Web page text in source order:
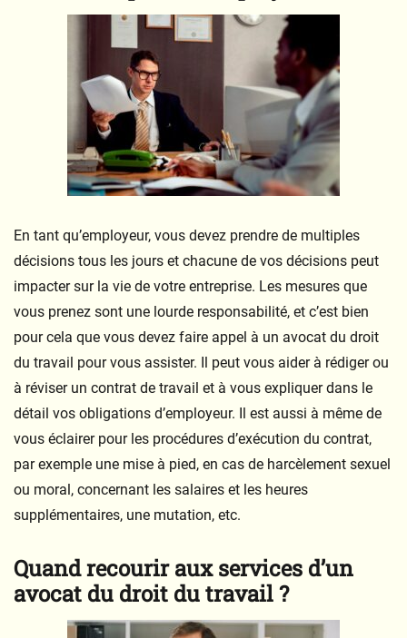
En tant qu’employeur, vous devez prendre de multiples
décisions tous les jours et chacune de vos décisions peut
impacter sur la vie de votre entreprise. Les mesures que
vous prenez sont une lourde responsabilité, et c’est bien
pour cela que vous devez faire appel à un avocat du droit
du travail pour vous assister. Il peut vous aider à rédiger ou
à réviser un contrat de travail et à vous expliquer dans le
détail vos obligations d’employeur. Il est aussi à même de
vous éclairer pour les procédures d’exécution du contrat,
par exemple une mise à pied, en cas de harcèlement sexuel
ou moral, concernant les salaires et les heures
supplémentaires, une mutation, etc.
Quand recourir aux services d’un
avocat du droit du travail ?